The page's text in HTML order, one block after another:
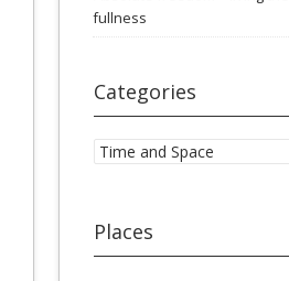
fullness
Categories
Categories
Places